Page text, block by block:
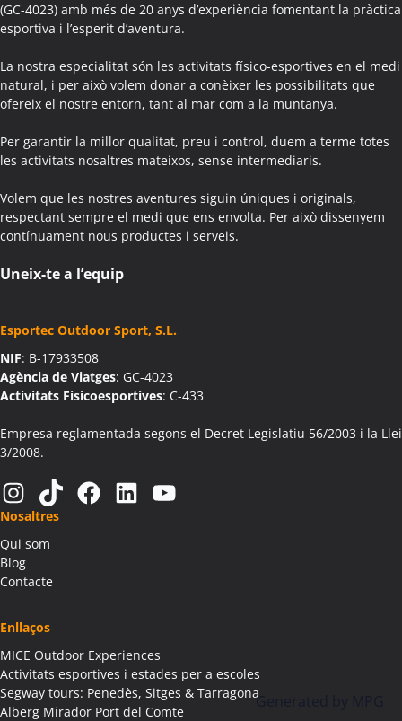
Activitats Família Amics Aguilar de Segarra
Colònies Escolars Aguilar de Segarra
Activitats Teambuilding Empreses Agullana
Activitats Família Amics Agullana
Colònies Escolars Agullana
Activitats Família Amics Aiguafreda
Activitats Teambuilding Empreses Aiguamúrcia
Activitats Família Amics Aiguamúrcia
Colònies Escolars Aiguamúrcia
Activitats Teambuilding Empreses Aiguaviva
Activitats Teambuilding Empreses Aín
Activitats Família Amics Aín
Colònies Escolars Aín
Activitats Teambuilding Empreses Aitona
Activitats Família Amics Aitona
Colònies Escolars Aitona
Activitats Teambuilding Empreses Alàs i Cerc
Activitats Família Amics Alàs i Cerc
Colònies Escolars Alàs i Cerc
Activitats Teambuilding Empreses Albagés
Activitats Família Amics Albagés
Colònies Escolars Albanyà
Activitats Teambuilding Empreses Albatàrrec
Activitats Família Amics Albatàrrec
(GC-4023) amb més de 20 anys d’experiència fomentant la pràctica
esportiva i l’esperit d’aventura.
La nostra especialitat són les activitats físico-esportives en el medi
natural, i per això volem donar a conèixer les possibilitats que
ofereix el nostre entorn, tant al mar com a la muntanya.
Per garantir la millor qualitat, preu i control, duem a terme totes
les activitats nosaltres mateixos, sense intermediaris.
Volem que les nostres aventures siguin úniques i originals,
respectant sempre el medi que ens envolta. Per això dissenyem
contínuament nous productes i serveis.
Uneix-te a l’equip
Esportec Outdoor Sport, S.L.
NIF: B-17933508
Agència de Viatges: GC-4023
Activitats Fisicoesportives: C-433
Empresa reglamentada segons el Decret Legislatiu 56/2003 i la Llei
3/2008.
Instagram TikTok Facebook LinkedIn YouTube
Nosaltres
Qui som
Blog
Contacte
Enllaços
MICE Outdoor Experiences
Activitats esportives i estades per a escoles
Segway tours: Penedès, Sitges & Tarragona
Alberg Mirador Port del Comte
Generated by